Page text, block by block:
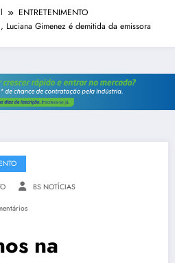
ENTRETENIMENTO
Luciana Gimenez é demitida da emissora
BS NOTÍCIAS
na